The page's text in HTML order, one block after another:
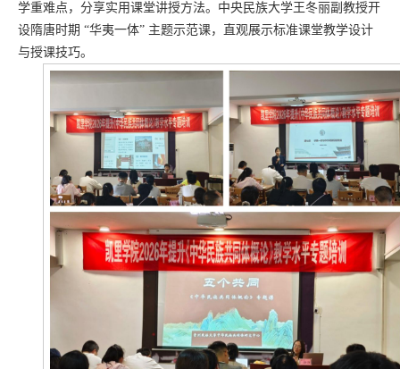
学重难点，分享实用课堂讲授方法。中央民族大学王冬丽副教授开
设隋唐时期 “华夷一体” 主题示范课，直观展示标准课堂教学设计
与授课技巧。